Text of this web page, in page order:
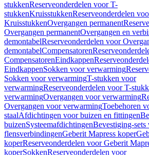
stukkenReserveonderdelen voor T-
stukkenKruisstukkenReserveonderdelen
KruisstukkenOvergangen permanent
Overgangen permanentOvergangen en
demontabelReserveonderdelen voor
demontabelCompensatoren
CompensatorenEindkappen
EindkappenSokken voor verwarming
Sokken voor verwarmingT-stukken voor
verwarmingReserveonderdelen voor T-
verwarmingOvergangen voor verwarming
Overgangen voor verwarmingToebehoren
staalAfdichtingen voor buizen en fittingen
buizenSysteemafdichtingenBevestiging-sets
flensverbindingenGeberit Mapress koper
koperReserveonderdelen voor Geberit
koperSokkenReserveonderdelen voor